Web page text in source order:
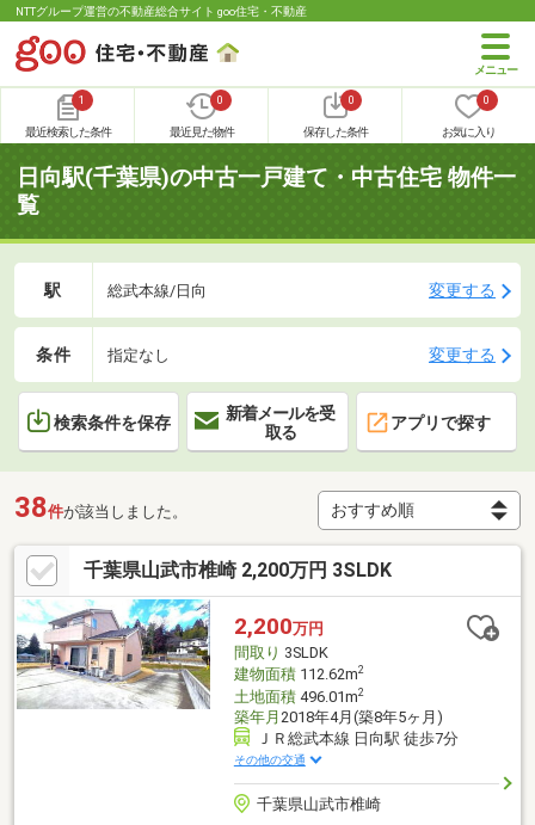
NTTグループ運営の不動産総合サイト goo住宅・不動産
1
最近検索した条件
0
最近見た物件
0
保存した条件
0
お気に入り
日向駅(千葉県)の中古一戸建て・中古住宅 物件一
覧
駅 総武本線/日向 変更する
条件 指定なし 変更する
検索条件を保存
新着メールを受
取る
アプリで探す
38件が該当しました。
千葉県山武市椎崎 2,200万円 3SLDK
2,200万円
間取り 3SLDK
建物面積112.62m2
土地面積496.01m2
築年月 2018年4月(築8年5ヶ月)
ＪＲ総武本線 日向駅 徒歩7分
その他の交通
千葉県山武市椎崎